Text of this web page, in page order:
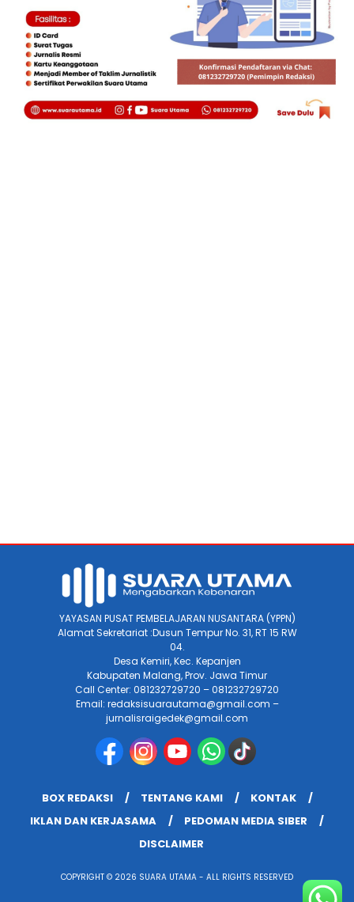
YAYASAN PUSAT PEMBELAJARAN NUSANTARA (YPPN)
Alamat Sekretariat :Dusun Tempur No. 31, RT 15 RW
04.
Desa Kemiri, Kec. Kepanjen
Kabupaten Malang, Prov. Jawa Timur
Call Center: 081232729720 – 081232729720
Email: redaksisuarautama@gmail.com –
jurnalisraigedek@gmail.com
BOX REDAKSI TENTANG KAMI
KONTAK
IKLAN DAN KERJASAMA
PEDOMAN MEDIA SIBER
DISCLAIMER
COPYRIGHT © 2026 SUARA UTAMA - ALL RIGHTS RESERVED